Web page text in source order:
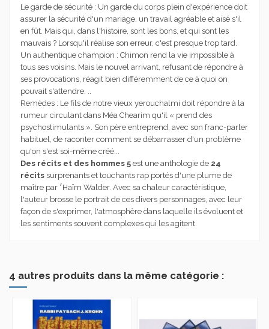
Le garde de sécurité : Un garde du corps plein d'expérience doit
assurer la sécurité d'un mariage, un travail agréable et aisé s'il
en fût. Mais qui, dans l'histoire, sont les bons, et qui sont les
mauvais ? Lorsqu'il réalise son erreur, c'est presque trop tard.
Un authentique champion : Chimon rend la vie impossible à
tous ses voisins. Mais le nouvel arri­vant, refusant de répondre à
ses provocations, réagit bien différem­ment de ce à quoi on
pouvait s'attendre. ..
Remèdes : Le fils de notre vieux yerouchalmi doit répondre à la
rumeur circulant dans Méa Chearim qu'il « prend des
psychostimulants ». Son père entreprend, avec son franc-parler
habituel, de raconter comment se débarrasser d'un pro­blème
qu'on s'est soi-même créé...
Des récits et des hommes 5 est une anthologie de 24
récits surprenants et touchants rap portés d'une plume de
maître par ׳Haïm Walder. Avec sa chaleur caractéristique,
l'auteur brosse le portrait de ces divers personnages, avec leur
façon de s'exprimer, l'atmosphère dans laquelle ils évo­luent et
les sentiments souvent complexes qui les agitent.
4 autres produits dans la même catégorie :